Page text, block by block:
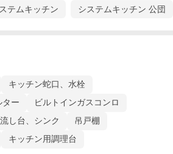
テムキッチン システムキッチン 公団
キッチン蛇口、水栓
ター
ビルトインガスコンロ
流し台、シンク
吊戸棚
キッチン用調理台